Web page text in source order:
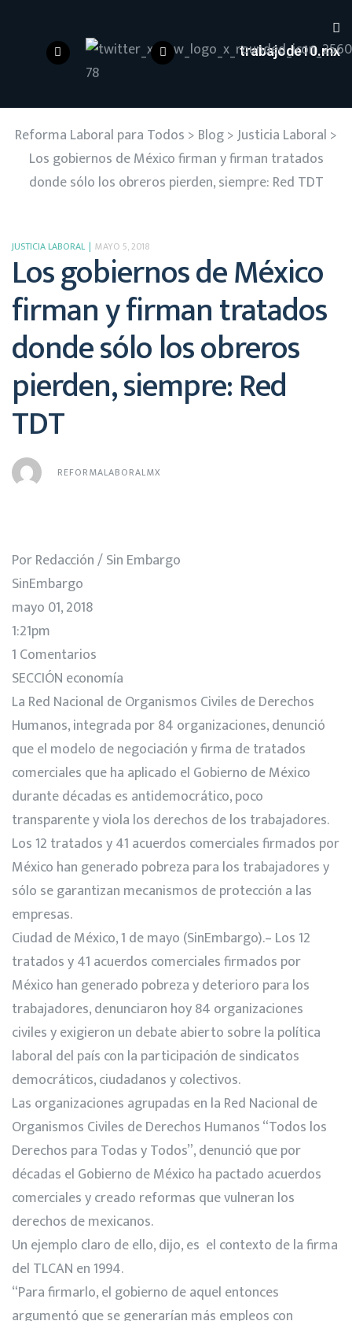
trabajode10.mx
Reforma Laboral para Todos > Blog>Justicia Laboral >
Los gobiernos de México firman y firman tratados
donde sólo los obreros pierden, siempre: Red TDT
JUSTICIA LABORAL MAYO 5, 2018
Los gobiernos de México
firman y firman tratados
donde sólo los obreros
pierden, siempre: Red
TDT
REFORMALABORALMX
Por Redacción / Sin Embargo
SinEmbargo
mayo 01, 2018
1:21pm
1 Comentarios
SECCIÓN economía
La Red Nacional de Organismos Civiles de Derechos
Humanos, integrada por 84 organizaciones, denunció
que el modelo de negociación y firma de tratados
comerciales que ha aplicado el Gobierno de México
durante décadas es antidemocrático, poco
transparente y viola los derechos de los trabajadores.
Los 12 tratados y 41 acuerdos comerciales firmados por
México han generado pobreza para los trabajadores y
sólo se garantizan mecanismos de protección a las
empresas.
Ciudad de México, 1 de mayo (SinEmbargo).– Los 12
tratados y 41 acuerdos comerciales firmados por
México han generado pobreza y deterioro para los
trabajadores, denunciaron hoy 84 organizaciones
civiles y exigieron un debate abierto sobre la política
laboral del país con la participación de sindicatos
democráticos, ciudadanos y colectivos.
Las organizaciones agrupadas en la Red Nacional de
Organismos Civiles de Derechos Humanos “Todos los
Derechos para Todas y Todos”, denunció que por
décadas el Gobierno de México ha pactado acuerdos
comerciales y creado reformas que vulneran los
derechos de mexicanos.
Un ejemplo claro de ello, dijo, es el contexto de la firma
del TLCAN en 1994.
“Para firmarlo, el gobierno de aquel entonces